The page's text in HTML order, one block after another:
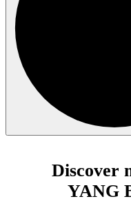
Discover
YANG